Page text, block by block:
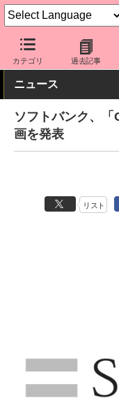
カテゴリ 過去記事
ケータイ Watch キャリア
ニュース
ソフトバンク、
画を発表
リスト